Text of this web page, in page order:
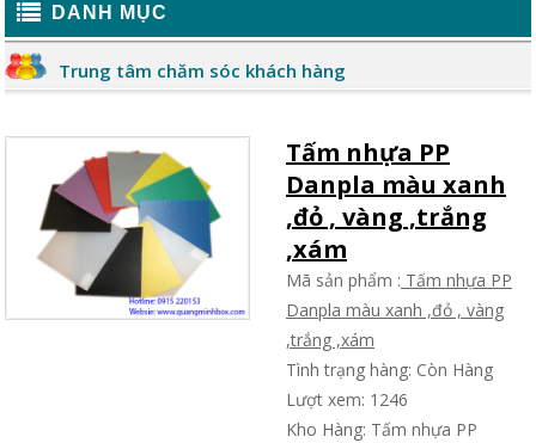
DANH MỤC
Trung tâm chăm sóc khách hàng
Tấm nhựa PP
Danpla màu xanh
,đỏ , vàng ,trắng
,xám
Mã sản phẩm : Tấm nhựa PP
Danpla màu xanh ,đỏ , vàng
,trắng ,xám
Tình trạng hàng: Còn Hàng
Lượt xem: 1246
Kho Hàng: Tấm nhựa PP